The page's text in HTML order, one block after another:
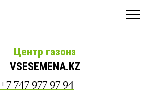
Центр газона
VSESEMENA.KZ
+7 747 977 97 94